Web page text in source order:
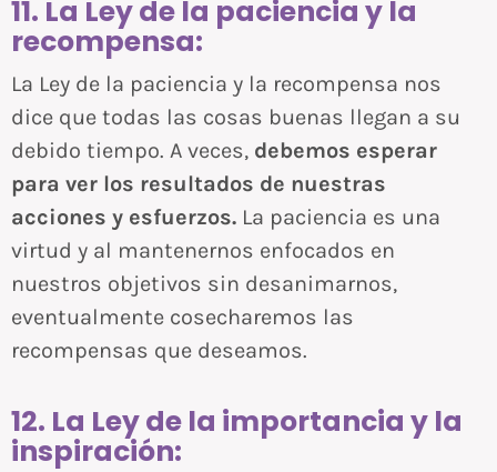
11. La Ley de la paciencia y la
recompensa:
La Ley de la paciencia y la recompensa nos
dice que todas las cosas buenas llegan a su
debido tiempo. A veces, debemos esperar
para ver los resultados de nuestras
acciones y esfuerzos. La paciencia es una
virtud y al mantenernos enfocados en
nuestros objetivos sin desanimarnos,
eventualmente cosecharemos las
recompensas que deseamos.
12. La Ley de la importancia y la
inspiración: